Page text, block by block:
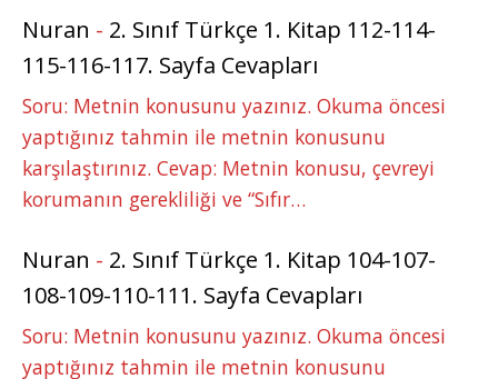
Nuran - 2. Sınıf Türkçe 1. Kitap 112-114-
115-116-117. Sayfa Cevapları
Soru: Metnin konusunu yazınız. Okuma öncesi
yaptığınız tahmin ile metnin konusunu
karşılaştırınız. Cevap: Metnin konusu, çevreyi
korumanın gerekliliği ve “Sıfır…
Nuran - 2. Sınıf Türkçe 1. Kitap 104-107-
108-109-110-111. Sayfa Cevapları
Soru: Metnin konusunu yazınız. Okuma öncesi
yaptığınız tahmin ile metnin konusunu